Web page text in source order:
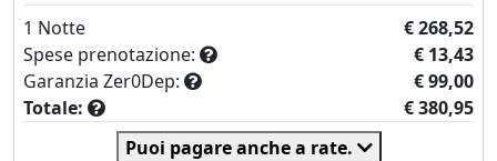
1 Notte
€ 268,52
Spese prenotazione:
€ 13,43
Garanzia Zer0Dep:
€ 99,00
Totale:
€ 380,95
Puoi pagare anche a rate.